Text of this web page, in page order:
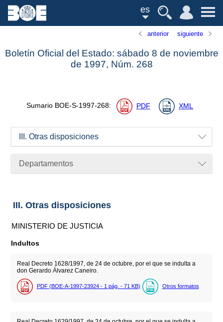
es
anterior siguiente
Boletín Oficial del Estado: sábado 8 de noviembre
de 1997, Núm. 268
Sumario BOE-S-1997-268: PDF XML
III. Otras disposiciones
Departamentos
III. Otras disposiciones
MINISTERIO DE JUSTICIA
Indultos
Real Decreto 1628/1997, de 24 de octubre, por el que se indulta a
don Gerardo Álvarez Caneiro.
PDF (BOE-A-1997-23924 - 1 pág. - 71 KB) Otros formatos